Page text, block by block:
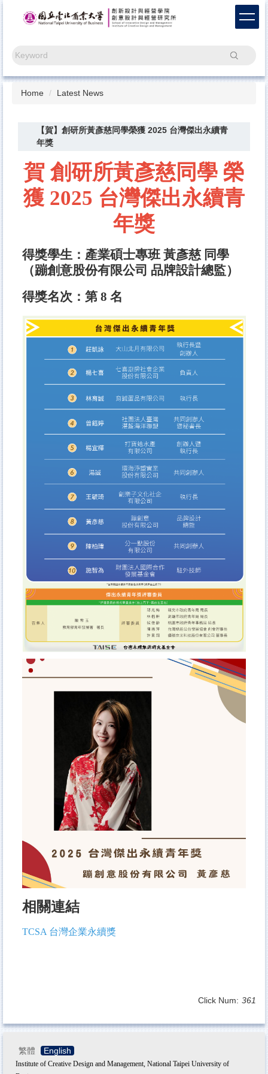
content
Search
Home Latest News
【賀】創研所黃彥慈同學榮獲 2025 台灣傑出永續青
年獎
賀 創研所黃彥慈同學 榮
獲 2025 台灣傑出永續青
年獎
得獎學生：產業碩士專班 黃彥慈 同學
（蹦創意股份有限公司 品牌設計總監）
得獎名次：第 8 名
相關連結
TCSA 台灣企業永續獎
Click Num: 361
繁體 English
Institute of Creative Design and Management, National Taipei University of